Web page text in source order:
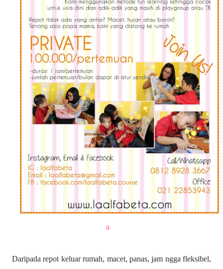
a
Daripada repot keluar rumah, macet, panas, jam ngga fleksibel,